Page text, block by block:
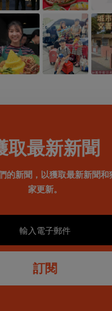
取最新新聞
的新聞，以獲取最新新聞和
家更新。
訂閱